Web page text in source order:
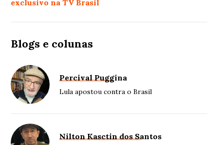
exclusivo na TV Brasil
Blogs e colunas
Percival Puggina
Lula apostou contra o Brasil
Nilton Kasctin dos Santos